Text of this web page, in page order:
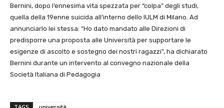
Bernini, dopo l’ennesima vita spezzata per “colpa” degli studi,
quella della 19enne suicida all’interno dello IULM di Milano. Ad
annunciarlo lei stessa: “Ho dato mandato alle Direzioni di
predisporre una proposta alle Università per supportare le
esigenze di ascolto e sostegno dei nostri ragazzi”, ha dichiarato
Bernini durante un intervento al convegno nazionale della
Società Italiana di Pedagogia